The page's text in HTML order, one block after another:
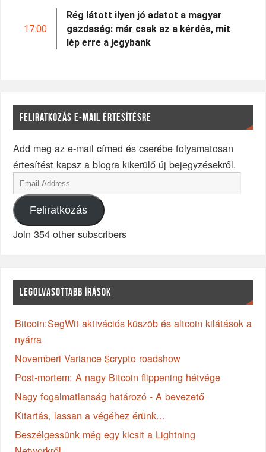
17:00
Rég látott ilyen jó adatot a magyar
gazdaság: már csak az a kérdés, mit
lép erre a jegybank
FELIRATKOZÁS E-MAIL ÉRTESÍTÉSRE
Add meg az e-mail címed és cserébe folyamatosan
értesítést kapsz a blogra kikerülő új bejegyzésekről.
Feliratkozás
Join 354 other subscribers
LEGOLVASOTTABB ÍRÁSOK
Bitcoin:SegWit aktivációs küszöb és altcoin kilátások a
nyárra
Novemberi Variance $crypto roadshow
Post-mortem: A nagy Bitcoin flippening hétvége
Nagy fogalmatlanság határozó - A bevezető
Kitartás, lassan a végéhez érünk...
Beszélgessünk még egy kicsit a Lightning